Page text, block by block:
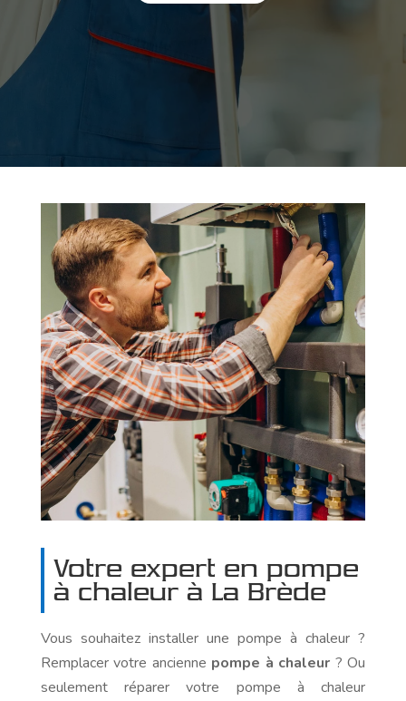
Votre expert en pompe
à chaleur à La Brède
Vous souhaitez installer une pompe à chaleur ?
Remplacer votre ancienne pompe à chaleur ? Ou
seulement réparer votre pompe à chaleur